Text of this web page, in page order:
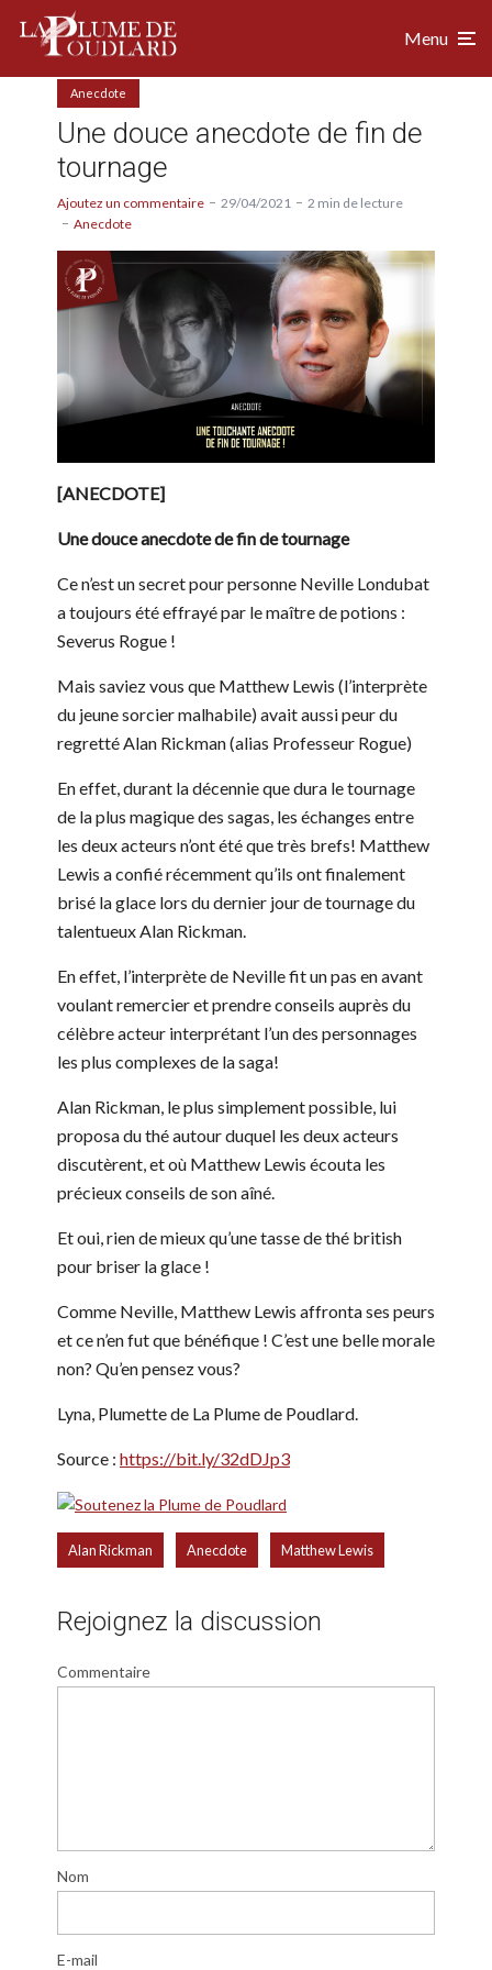
Menu
Anecdote
Une douce anecdote de fin de
tournage
Ajoutez un commentaire 29/04/2021
2 min de lecture
Anecdote
[ANECDOTE]
Une douce anecdote de fin de tournage
Ce n’est un secret pour personne Neville Londubat
a toujours été effrayé par le maître de potions :
Severus Rogue !
Mais saviez vous que Matthew Lewis (l’interprète
du jeune sorcier malhabile) avait aussi peur du
regretté Alan Rickman (alias Professeur Rogue)
En effet, durant la décennie que dura le tournage
de la plus magique des sagas, les échanges entre
les deux acteurs n’ont été que très brefs! Matthew
Lewis a confié récemment qu’ils ont finalement
brisé la glace lors du dernier jour de tournage du
talentueux Alan Rickman.
En effet, l’interprète de Neville fit un pas en avant
voulant remercier et prendre conseils auprès du
célèbre acteur interprétant l’un des personnages
les plus complexes de la saga!
Alan Rickman, le plus simplement possible, lui
proposa du thé autour duquel les deux acteurs
discutèrent, et où Matthew Lewis écouta les
précieux conseils de son aîné.
Et oui, rien de mieux qu’une tasse de thé british
pour briser la glace !
Comme Neville, Matthew Lewis affronta ses peurs
et ce n’en fut que bénéfique ! C’est une belle morale
non? Qu’en pensez vous?
Lyna, Plumette de La Plume de Poudlard.
Source : https://bit.ly/32dDJp3
Alan Rickman Anecdote Matthew Lewis
Rejoignez la discussion
Commentaire
Nom
E-mail